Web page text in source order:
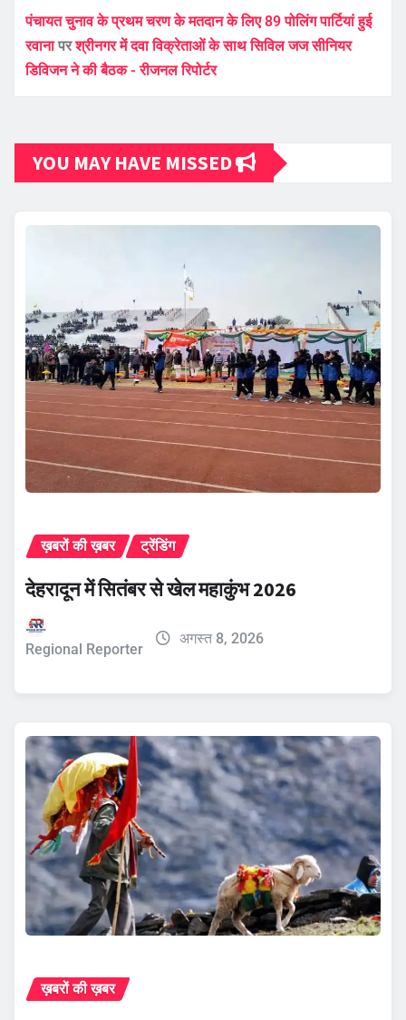
पंचायत चुनाव के प्रथम चरण के मतदान के लिए 89 पोलिंग पार्टियां हुई
रवानापरश्रीनगर में दवा विक्रेताओं के साथ सिविल जज सीनियर
डिविजन ने की बैठक - रीजनल रिपोर्टर
YOU MAY HAVE MISSED
ख़बरों की ख़बर ट्रेंडिंग
देहरादून में सितंबर से खेल महाकुंभ 2026
Regional Reporter
अगस्त 8, 2026
ख़बरों की ख़बर